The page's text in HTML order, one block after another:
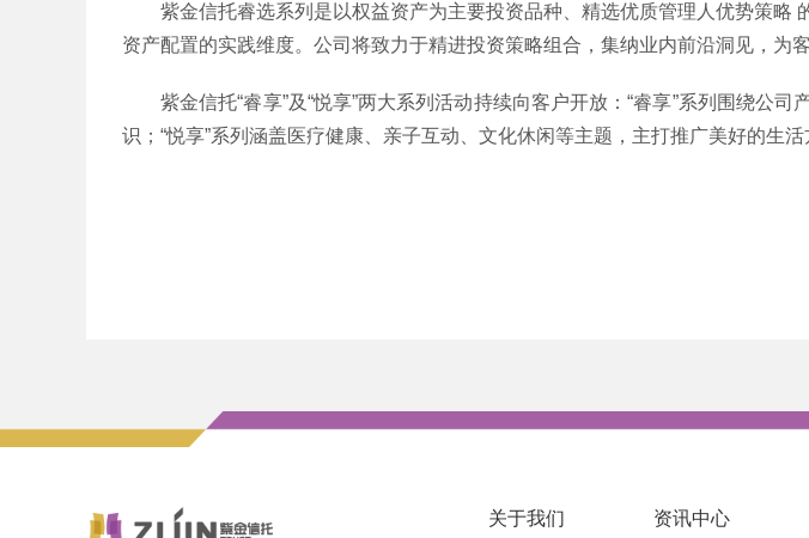
紫金信托睿选系列是以权益资产为主要投资品种、精选优质管理人优势策
资产配置的实践维度。公司将致力于精进投资策略组合，集纳业内前沿洞见，为
紫金信托“睿享”及“悦享”两大系列活动持续向客户开放：“睿享”系列围绕公
识；“悦享”系列涵盖医疗健康、亲子互动、文化休闲等主题，主打推广美好的生
关于我们 资讯中心